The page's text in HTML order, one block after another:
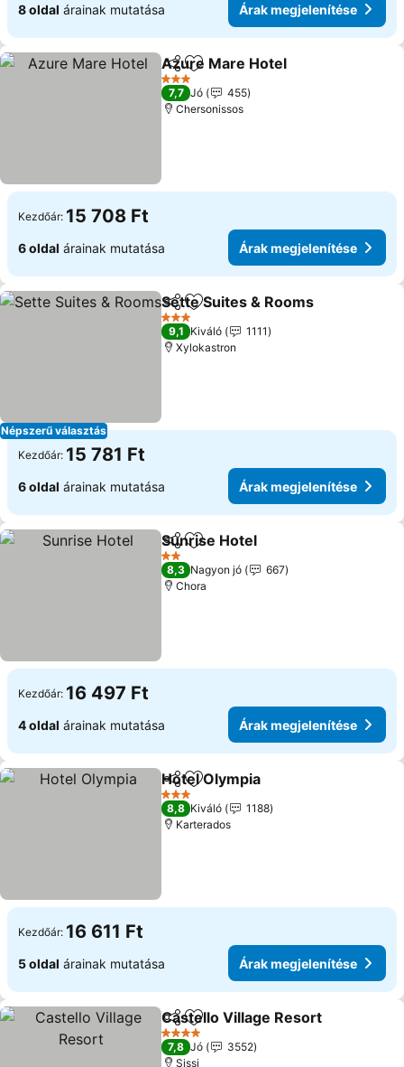
8 oldal árainak mutatása Árak megjelenítése
Megosztás
Hozzáadás a kedvencekhez
Azure Mare Hotel
3 Kategória
7,7 Jó
455
Chersonissos
Kezdőár: 15 708 Ft
6 oldal árainak mutatása Árak megjelenítése
Népszerű választás
Megosztás
Hozzáadás a kedvencekhez
Sette Suites & Rooms
3 Kategória
9,1 Kiváló
1111
Xylokastron
Kezdőár: 15 781 Ft
6 oldal árainak mutatása Árak megjelenítése
Megosztás
Hozzáadás a kedvencekhez
Sunrise Hotel
2 Kategória
8,3 Nagyon jó
667
Chora
Kezdőár: 16 497 Ft
4 oldal árainak mutatása Árak megjelenítése
Megosztás
Hozzáadás a kedvencekhez
Hotel Olympia
3 Kategória
8,8 Kiváló
1188
Karterados
Kezdőár: 16 611 Ft
5 oldal árainak mutatása Árak megjelenítése
Megosztás
Hozzáadás a kedvencekhez
Castello Village Resort
4 Kategória
7,8 Jó
3552
Sissi